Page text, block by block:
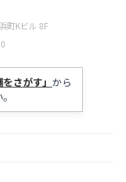
町Kビル 8F
をさがす」 から